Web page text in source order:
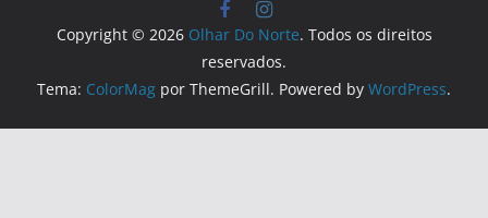
Copyright © 2026 Olhar Do Norte. Todos os direitos
reservados.
Tema: ColorMag por ThemeGrill. Powered by WordPress.